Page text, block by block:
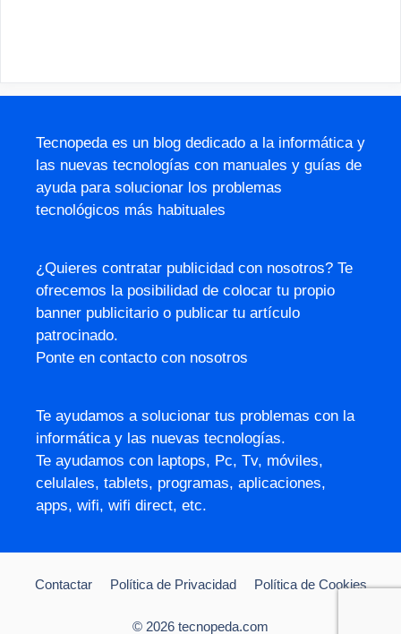
Tecnopeda es un blog dedicado a la informática y
las nuevas tecnologías con manuales y guías de
ayuda para solucionar los problemas
tecnológicos más habituales
¿Quieres contratar publicidad con nosotros? Te
ofrecemos la posibilidad de colocar tu propio
banner publicitario o publicar tu artículo
patrocinado.
Ponte en contacto con nosotros
Te ayudamos a solucionar tus problemas con la
informática y las nuevas tecnologías.
Te ayudamos con laptops, Pc, Tv, móviles,
celulales, tablets, programas, aplicaciones,
apps, wifi, wifi direct, etc.
Contactar Política de Privacidad Política de Cookies
© 2026 tecnopeda.com